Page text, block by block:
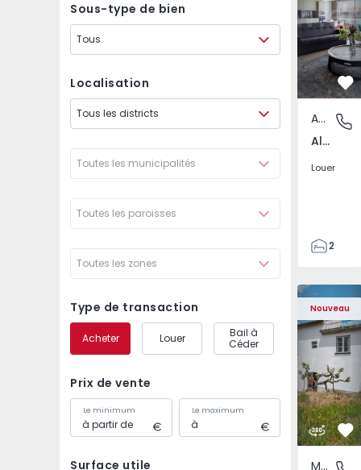
Sous-type de bien
Tous
Localisation
Tous les districts
Toutes les municipalités
Toutes les paroisses
Toutes les zones
Type de transaction
Acheter Louer
Bail à
Céder
Prix de vente
Le minimum Le maximum
Surface utile
Aliados,
Appartement
Aliados, Porto
Louer
2
93
93
0
Nouveau
Maison Jumelée T4
Maison
Maison Jumelée